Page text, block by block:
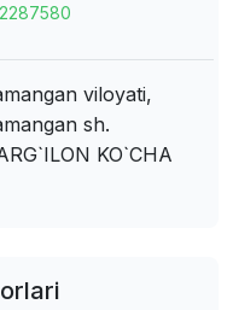
viloyati,
sh.
KO`CHA